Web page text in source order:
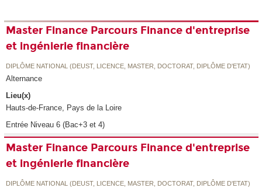
Master Finance Parcours Finance d'entreprise
et ingénierie financière
DIPLÔME NATIONAL (DEUST, LICENCE, MASTER, DOCTORAT, DIPLÔME D'ETAT)
Alternance
Lieu(x)
Hauts-de-France, Pays de la Loire
Entrée Niveau 6 (Bac+3 et 4)
Master Finance Parcours Finance d'entreprise
et ingénierie financière
DIPLÔME NATIONAL (DEUST, LICENCE, MASTER, DOCTORAT, DIPLÔME D'ETAT)